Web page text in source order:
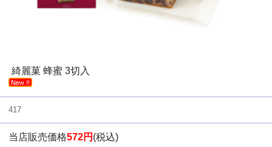
綺麗菓 蜂蜜 3切入
417
当店販売価格572円 (税込)